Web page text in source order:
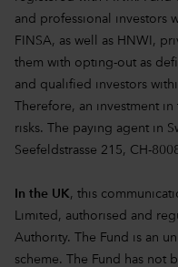
and professional investors
FINSA, as well as HNWI,
them with opting-out as
and qualified investors
Therefore, an investment
risks. The paying agent in
Seefeldstrasse 215, CH-
In the UK, this
Limited, authorised and
Authority. The Fund is an
scheme. The Fund has not